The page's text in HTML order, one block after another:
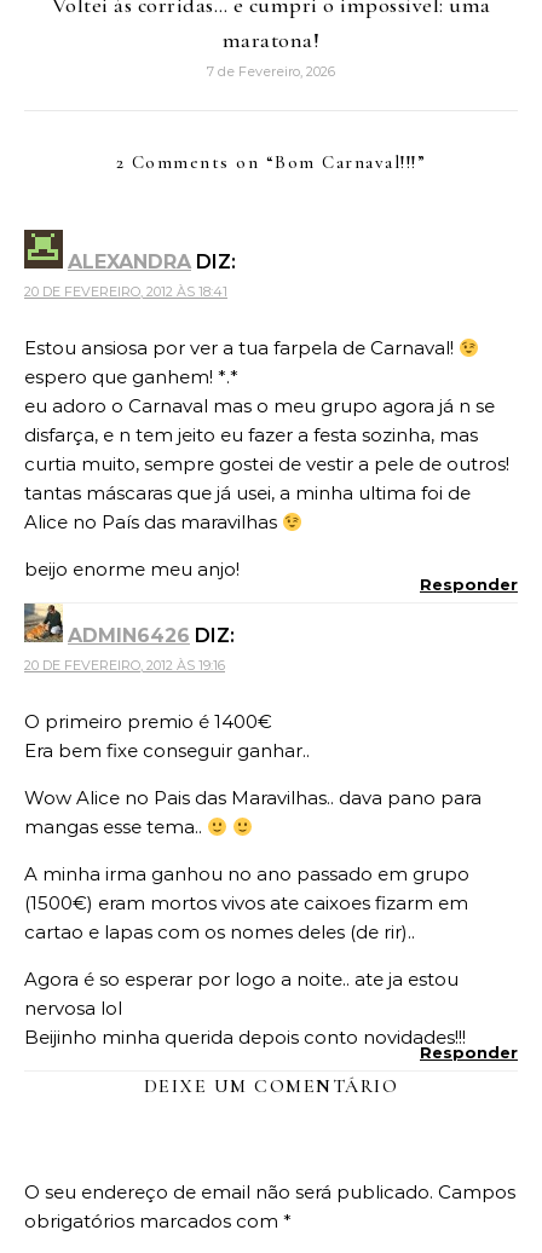
maratona!
7 de Fevereiro, 2026
2 Comments on “Bom Carnaval!!!”
ALEXANDRA DIZ:
20 DE FEVEREIRO, 2012 ÀS 18:41
Estou ansiosa por ver a tua farpela de Carnaval!
espero que ganhem! *.*
eu adoro o Carnaval mas o meu grupo agora já n se
disfarça, e n tem jeito eu fazer a festa sozinha, mas
curtia muito, sempre gostei de vestir a pele de outros!
tantas máscaras que já usei, a minha ultima foi de
Alice no País das maravilhas
beijo enorme meu anjo!
Responder
ADMIN6426 DIZ:
20 DE FEVEREIRO, 2012 ÀS 19:16
O primeiro premio é 1400€
Era bem fixe conseguir ganhar..
Wow Alice no Pais das Maravilhas.. dava pano para
mangas esse tema..
A minha irma ganhou no ano passado em grupo
(1500€) eram mortos vivos ate caixoes fizarm em
cartao e lapas com os nomes deles (de rir)..
Agora é so esperar por logo a noite.. ate ja estou
nervosa lol
Beijinho minha querida depois conto novidades!!!
Responder
DEIXE UM COMENTÁRIO
O seu endereço de email não será publicado. Campos
obrigatórios marcados com *